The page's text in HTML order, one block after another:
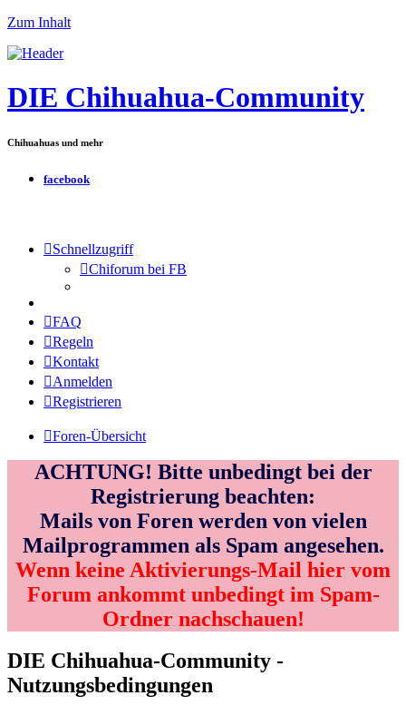
Zum Inhalt
DIE Chihuahua-Community
Chihuahuas und mehr
facebook
Schnellzugriff
Chiforum bei FB
FAQ
Regeln
Kontakt
Anmelden
Registrieren
Foren-Übersicht
ACHTUNG! Bitte unbedingt bei der
Registrierung beachten:
Mails von Foren werden von vielen
Mailprogrammen als Spam angesehen.
Wenn keine Aktivierungs-Mail hier vom
Forum ankommt unbedingt im Spam-
Ordner nachschauen!
DIE Chihuahua-Community -
Nutzungsbedingungen